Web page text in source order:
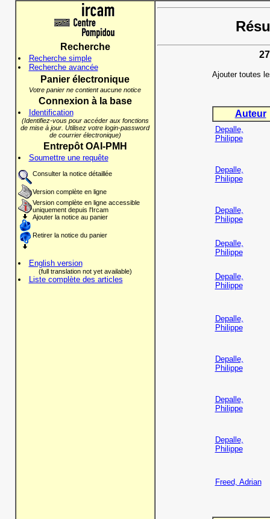
Recherche
Recherche simple
Recherche avancée
Panier électronique
Votre panier ne contient aucune notice
Connexion à la base
Identification
(Identifiez-vous pour accéder aux fonctions
de mise à jour. Utilisez votre login-password
de courrier électronique)
Entrepôt OAI-PMH
Soumettre une requête
Consulter la notice détaillée
Version complète en ligne
Version complète en ligne accessible
uniquement depuis l'Ircam
Ajouter la notice au panier
Retirer la notice du panier
English version
(full translation not yet available)
Liste complète des articles
Ajouter toutes
Auteur
Depalle,
Philippe
Depalle,
Philippe
Depalle,
Philippe
Depalle,
Philippe
Depalle,
Philippe
Depalle,
Philippe
Depalle,
Philippe
Depalle,
Philippe
Depalle,
Philippe
Freed, Adrian